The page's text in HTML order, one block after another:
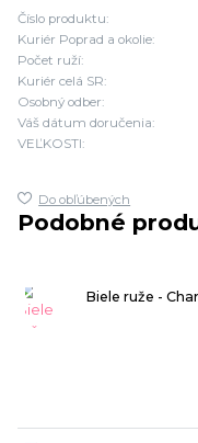
Číslo produktu:
Kuriér Poprad a okolie:
Počet ruží:
Kuriér celá SR:
Osobný odber:
Váš dátum doručenia:
VEĽKOSTI:
Do obľúbených
Podobné
Biele ruže -